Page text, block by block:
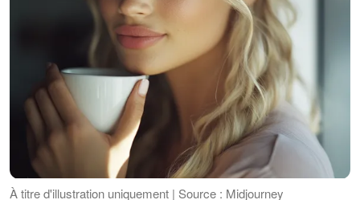
À titre d'illustration uniquement | Source : Midjourney